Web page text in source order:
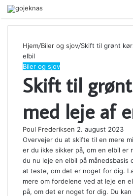
Menu
Hjem/Biler og sjov/Skift til grønt
elbil
Biler og sjov
Skift til
med leje af
Poul Frederiksen 2. august 2023
Overvejer du at skifte til en mere
er du ikke sikker på, om en elbil er
du nu leje en elbil på månedsbasis
at teste, om det er noget for dig.
mere om fordelene ved at leje en
på, om det er noget for dig. Du